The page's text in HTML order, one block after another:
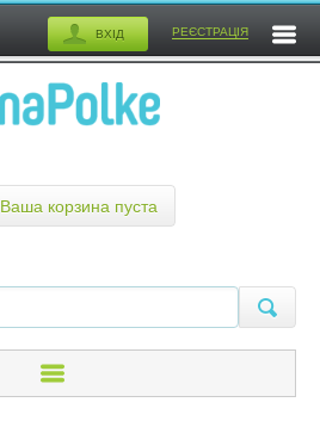
ВХІД РЕЄСТРАЦІЯ
Ваша корзина пуста